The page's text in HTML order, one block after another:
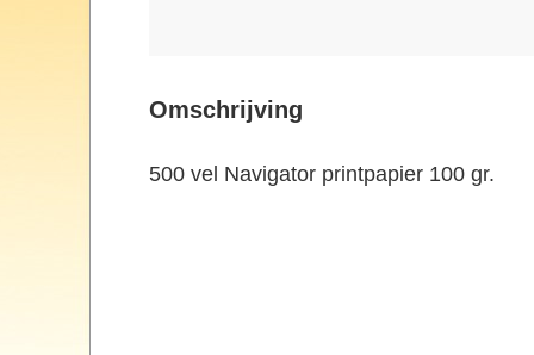
Omschrijving
500 vel Navigator printpapier 100 gr.